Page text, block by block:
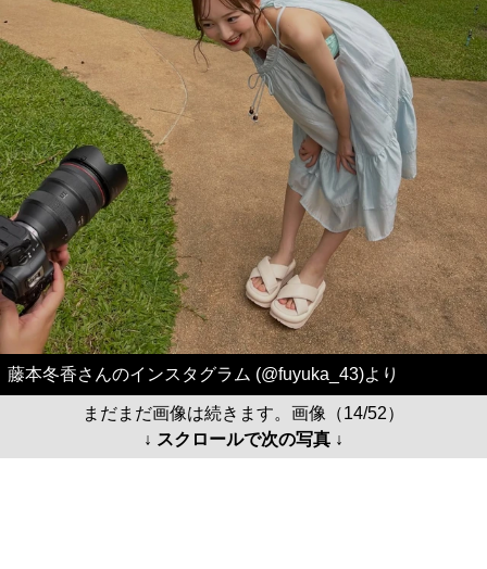
藤本冬香さんのインスタグラム (@fuyuka_43)より
まだまだ画像は続きます。画像（14/52）
↓ スクロールで次の写真 ↓